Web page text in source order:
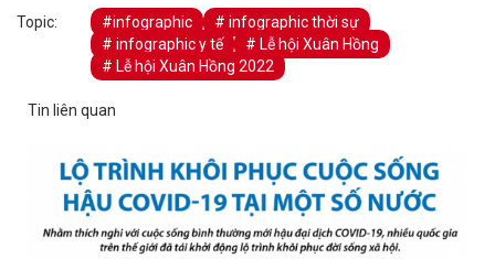
Topic: #infographic
# infographic thời sự
# infographic y tế
# Lễ hội Xuân Hồng
# Lễ hội Xuân Hồng 2022
Tin liên quan